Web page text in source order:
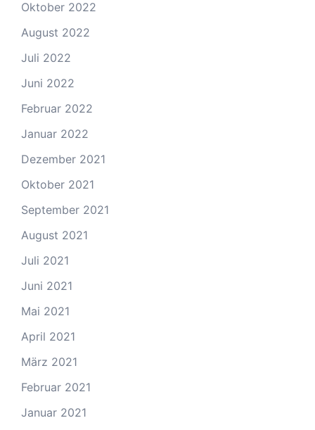
Oktober 2022
August 2022
Juli 2022
Juni 2022
Februar 2022
Januar 2022
Dezember 2021
Oktober 2021
September 2021
August 2021
Juli 2021
Juni 2021
Mai 2021
April 2021
März 2021
Februar 2021
Januar 2021